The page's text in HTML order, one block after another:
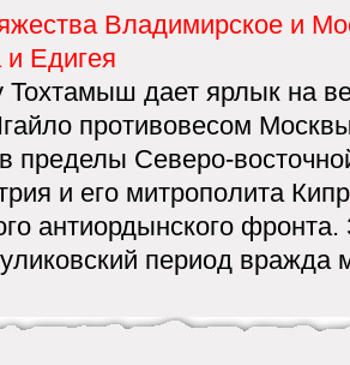
Владимирское и
Едигея
Тохтамыш дает ярлык на
противовесом
пределы Северо-
и его митрополита
антиордынского фронта.
период